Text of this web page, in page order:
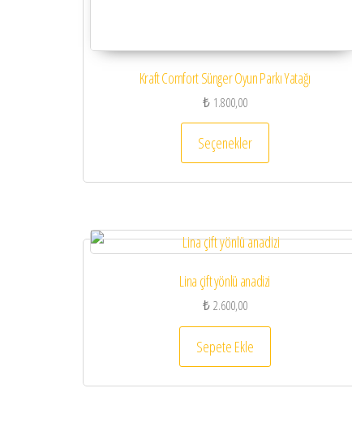
Kraft Comfort Sünger Oyun Parkı Yatağı
₺1.800,00
Seçenekler
Bu ürünün birden
Lina çift yönlü anadizi
₺2.600,00
Sepete Ekle